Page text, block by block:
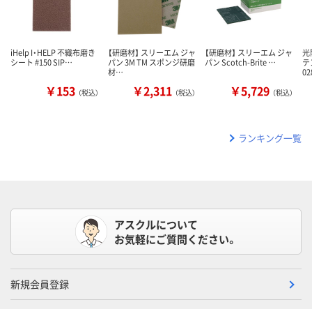
iHelp I・HELP 不織布磨き
シート #150 SIP…
￥153 （税込）
【研磨材】 スリーエム ジャ
パン 3M TM スポンジ研磨
材…
￥2,311 （税込）
【研磨材】 スリーエム ジャ
パン Scotch-Brite …
￥5,729 （税込）
光
ランキング一覧
アスクルについて
お気軽にご質問ください。
新規会員登録